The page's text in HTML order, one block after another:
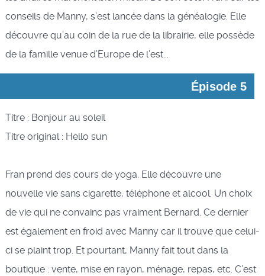
conseils de Manny, s’est lancée dans la généalogie. Elle
découvre qu’au coin de la rue de la librairie, elle possède
de la famille venue d’Europe de l’est...
Épisode 5
Titre : Bonjour au soleil
Titre original : Hello sun
Fran prend des cours de yoga. Elle découvre une
nouvelle vie sans cigarette, téléphone et alcool. Un choix
de vie qui ne convainc pas vraiment Bernard. Ce dernier
est également en froid avec Manny car il trouve que celui-
ci se plaint trop. Et pourtant, Manny fait tout dans la
boutique : vente, mise en rayon, ménage, repas, etc. C’est